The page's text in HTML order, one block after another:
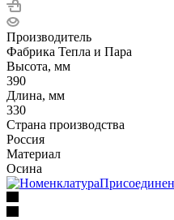
Производитель
Фабрика Тепла и Пара
Высота, мм
390
Длина, мм
330
Страна производства
Россия
Материал
Осина